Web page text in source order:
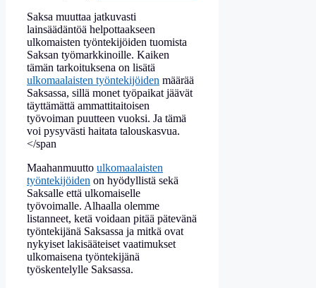
Saksa muuttaa jatkuvasti
lainsäädäntöä helpottaakseen
ulkomaisten työntekijöiden tuomista
Saksan työmarkkinoille. Kaiken
tämän tarkoituksena on lisätä
ulkomaalaisten työntekijöiden määrää
Saksassa, sillä monet työpaikat jäävät
täyttämättä ammattitaitoisen
työvoiman puutteen vuoksi. Ja tämä
voi pysyvästi haitata talouskasvua.
</span
Maahanmuutto ulkomaalaisten
työntekijöiden on hyödyllistä sekä
Saksalle että ulkomaiselle
työvoimalle. Alhaalla olemme
listanneet, ketä voidaan pitää pätevänä
työntekijänä Saksassa ja mitkä ovat
nykyiset lakisääteiset vaatimukset
ulkomaisena työntekijänä
työskentelylle Saksassa.